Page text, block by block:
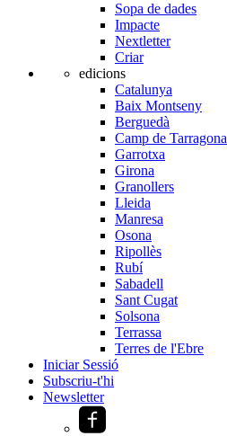
Sopa de dades
Impacte
Nextletter
Criar
edicions
Catalunya
Baix Montseny
Berguedà
Camp de Tarragona
Garrotxa
Girona
Granollers
Lleida
Manresa
Osona
Ripollès
Rubí
Sabadell
Sant Cugat
Solsona
Terrassa
Terres de l'Ebre
Iniciar Sessió
Subscriu-t'hi
Newsletter